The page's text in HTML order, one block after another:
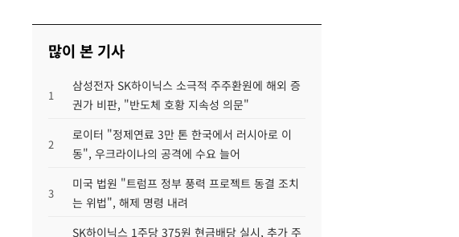
많이 본 기사
1
삼성전자 SK하이닉스 소극적 주주환원에 해외 증
권가 비판, "반도체 호황 지속성 의문"
2
로이터 "정제연료 3만 톤 한국에서 러시아로 이
동", 우크라이나의 공격에 수요 늘어
3
미국 법원 "트럼프 정부 풍력 프로젝트 동결 조치
는 위법", 해제 명령 내려
SK하이닉스 1주당 375원 현금배당 실시, 추가 주